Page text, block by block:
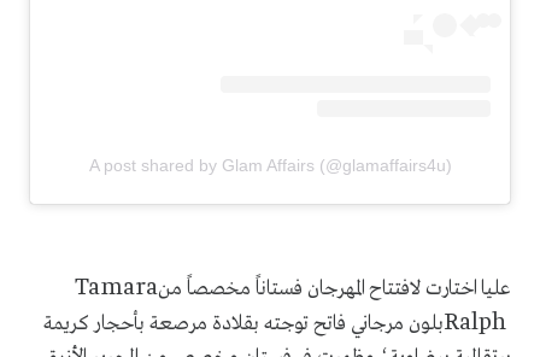
A post shared by Glam Affairs (@glamaffairs4u)
عليا اختارت لافتتاح المهرجان فستاناً مخصصاً منTamara
Ralphبلون مرجاني فاتح توجته بقلادة مرصعة بأحجار كريمة